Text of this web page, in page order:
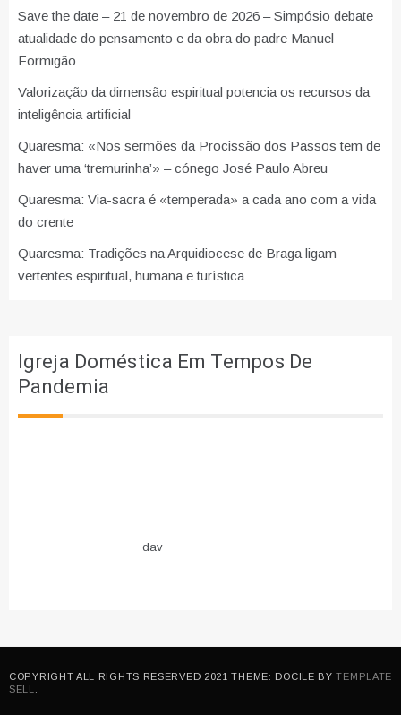
Save the date – 21 de novembro de 2026 – Simpósio debate
atualidade do pensamento e da obra do padre Manuel
Formigão
Valorização da dimensão espiritual potencia os recursos da
inteligência artificial
Quaresma: «Nos sermões da Procissão dos Passos tem de
haver uma ‘tremurinha’» – cónego José Paulo Abreu
Quaresma: Via-sacra é «temperada» a cada ano com a vida
do crente
Quaresma: Tradições na Arquidiocese de Braga ligam
vertentes espiritual, humana e turística
Igreja Doméstica Em Tempos De
Pandemia
dav
COPYRIGHT ALL RIGHTS RESERVED 2021 THEME: DOCILE BYTEMPLATE
SELL